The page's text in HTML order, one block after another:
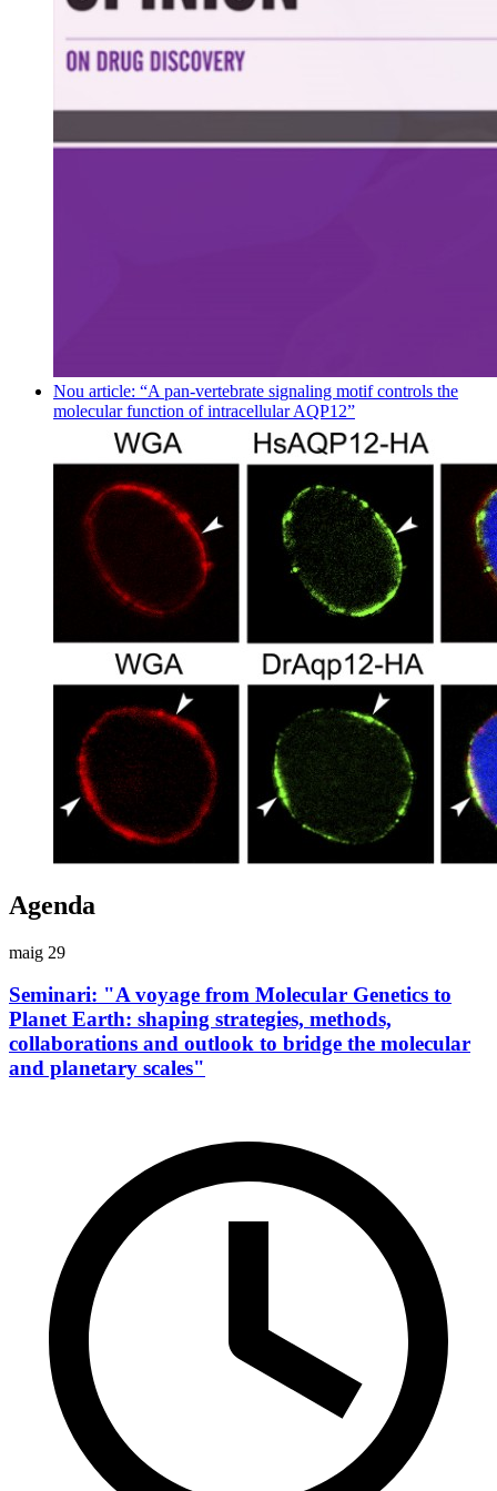
Nou article: “A pan-vertebrate signaling motif controls the
molecular function of intracellular AQP12”
Agenda
maig 29
Seminari: "A voyage from Molecular Genetics to
Planet Earth: shaping strategies, methods,
collaborations and outlook to bridge the molecular
and planetary scales"